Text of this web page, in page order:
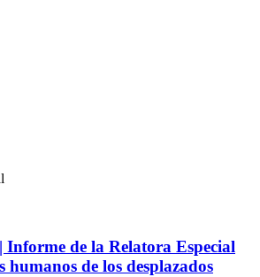
Informe de la Relatora Especial
humanos de los desplazados